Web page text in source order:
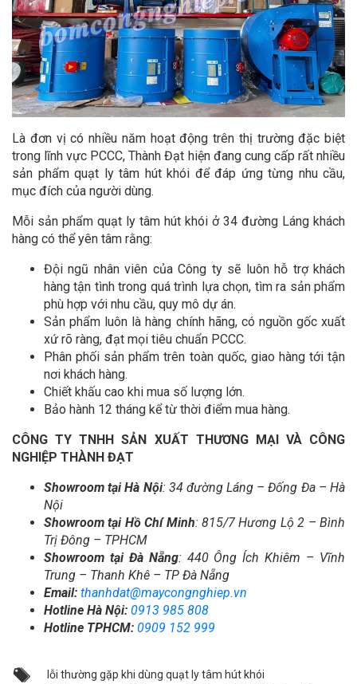
Là đơn vị có nhiều năm hoạt động trên thị trường đặc biệt
trong lĩnh vực PCCC, Thành Đạt hiện đang cung cấp rất nhiều
sản phẩm quạt ly tâm hút khói để đáp ứng từng nhu cầu,
mục đích của người dùng.
Mỗi sản phẩm quạt ly tâm hút khói ở 34 đường Láng khách
hàng có thể yên tâm rằng:
Đội ngũ nhân viên của Công ty sẽ luôn hỗ trợ khách
hàng tận tình trong quá trình lựa chọn, tìm ra sản phẩm
phù hợp với nhu cầu, quy mô dự án.
Sản phẩm luôn là hàng chính hãng, có nguồn gốc xuất
xứ rõ ràng, đạt mọi tiêu chuẩn PCCC.
Phân phối sản phẩm trên toàn quốc, giao hàng tới tận
nơi khách hàng.
Chiết khấu cao khi mua số lượng lớn.
Bảo hành 12 tháng kể từ thời điểm mua hàng.
CÔNG TY TNHH SẢN XUẤT THƯƠNG MẠI VÀ CÔNG
NGHIỆP THÀNH ĐẠT
Showroom tại Hà Nội: 34 đường Láng – Đống Đa – Hà
Nội
Showroom tại Hồ Chí Minh: 815/7 Hương Lộ 2 – Bình
Trị Đông – TPHCM
Showroom tại Đà Nẵng: 440 Ông Ích Khiêm – Vĩnh
Trung – Thanh Khê – TP Đà Nẵng
Email: thanhdat@maycongnghiep.vn
Hotline Hà Nội: 0913 985 808
Hotline TPHCM: 0909 152 999
lỗi thường gặp khi dùng quạt ly tâm hút khói